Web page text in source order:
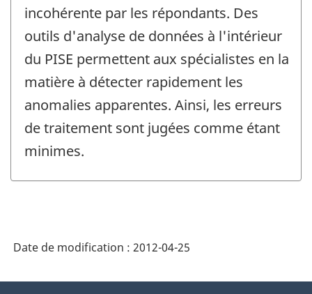
incohérente par les répondants. Des
outils d'analyse de données à l'intérieur
du PISE permettent aux spécialistes en la
matière à détecter rapidement les
anomalies apparentes. Ainsi, les erreurs
de traitement sont jugées comme étant
minimes.
Date de modification : 2012-04-25